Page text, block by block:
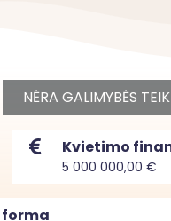
NĖRA GALIMYBĖS
Kvietimo
5 000 000,00 €